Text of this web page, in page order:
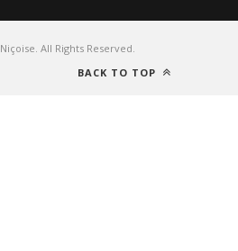
All Rights Reserved.
BACK TO TOP